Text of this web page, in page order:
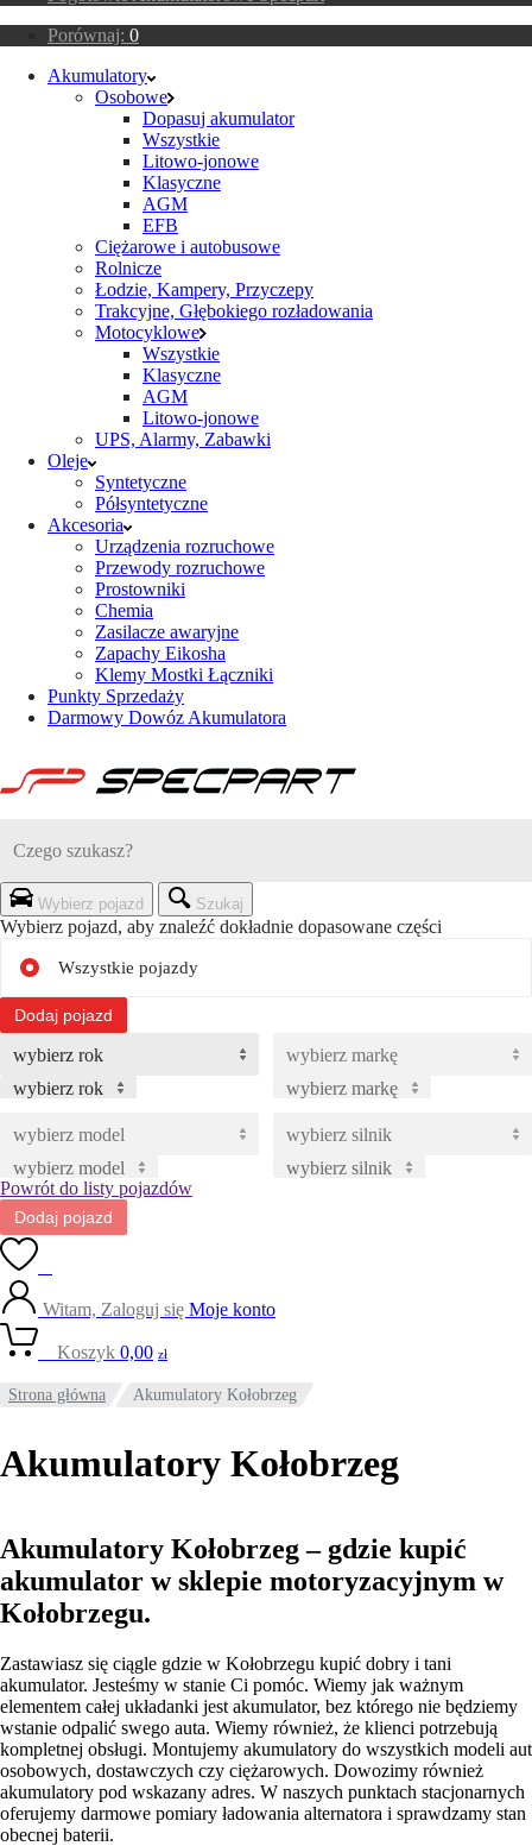
Porównaj: 0
Akumulatory
Osobowe
Dopasuj akumulator
Wszystkie
Litowo-jonowe
Klasyczne
AGM
EFB
Ciężarowe i autobusowe
Rolnicze
Łodzie, Kampery, Przyczepy
Trakcyjne, Głębokiego rozładowania
Motocyklowe
Wszystkie
Klasyczne
AGM
Litowo-jonowe
UPS, Alarmy, Zabawki
Oleje
Syntetyczne
Półsyntetyczne
Akcesoria
Urządzenia rozruchowe
Przewody rozruchowe
Prostowniki
Chemia
Zasilacze awaryjne
Zapachy Eikosha
Klemy Mostki Łączniki
Punkty Sprzedaży
Darmowy Dowóz Akumulatora
Wybierz pojazd Szukaj
Wybierz pojazd, aby znaleźć dokładnie dopasowane części
Wszystkie pojazdy
Dodaj pojazd
wybierz rok wybierz markę
wybierz model
wybierz silnik
Powrót do listy pojazdów
Dodaj pojazd
Witam, Zaloguj się Moje konto
Koszyk 0,00 zł
Strona główna Akumulatory Kołobrzeg
Akumulatory Kołobrzeg
Akumulatory Kołobrzeg – gdzie kupić
akumulator w sklepie motoryzacyjnym w
Kołobrzegu.
Zastawiasz się ciągle gdzie w Kołobrzegu kupić dobry i tani
akumulator. Jesteśmy w stanie Ci pomóc. Wiemy jak ważnym
elementem całej układanki jest akumulator, bez którego nie będziemy
wstanie odpalić swego auta. Wiemy również, że klienci potrzebują
kompletnej obsługi. Montujemy akumulatory do wszystkich modeli aut
osobowych, dostawczych czy ciężarowych. Dowozimy również
akumulatory pod wskazany adres. W naszych punktach stacjonarnych
oferujemy darmowe pomiary ładowania alternatora i sprawdzamy stan
obecnej baterii.